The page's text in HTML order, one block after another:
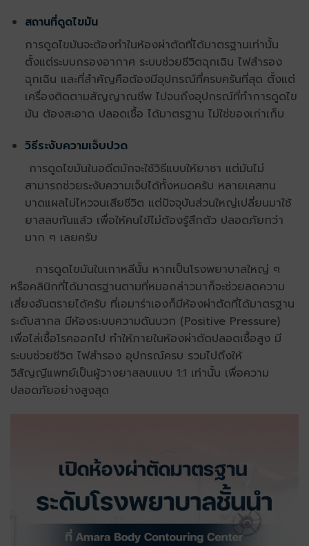
สถานที่ดูดไขมัน
การดูดไขมันจะต้องทำในห้องผ่าตัดที่ได้มาตรฐานเท่านั้น
ตั้งแต่ระบบกรองอากาศ ระบบช่วยชีวิตฉุกเฉิน ไฟสำรอง
ฉุกเฉิน และที่สำคัญคือต้องมีอุปกรณ์ที่ครบครันที่สุด ตั้งแต่
เครื่องติดตามสัญญาณชีพ ไปจนถึงอุปกรณ์ที่ทำการดูดไข
มัน ต้องสะอาด ปลอดเชื้อ ได้มาตรฐาน ไม่ใช่ของเก่าเก็บ
วิธีระงับความเจ็บปวด
การดูดไขมันในอดีตมักจะใช้วิธีแบบให้ยาชา แต่มันไม่
สามารถช่วยระงับความเจ็บได้ทั้งหมดครับ หลายเคสทน
บาดแผลไม่ไหวจนเสียชีวิต แต่ปัจจุบันส่วนใหญ่เปลี่ยนมาใช้
ยาสลบกันแล้ว เพื่อให้คนไข้ไม่ต้องรู้สึกตัว ปลอดภัยกว่า
มาก ๆ เลยครับ
การดูดไขมันในเกาหลีนั้น หากเป็นโรงพยาบาลใหญ่ ๆ
หรือคลินิกที่ได้มาตรฐานตามที่หมอกล่าวมาก็จะช่วยลดความ
เสี่ยงอันตรายได้ครับ ที่เอมาร่าเองก็มีห้องผ่าตัดที่ได้มาตรฐาน
ระดับสากล มีห้องระบบความดันบวก (Positive Pressure)
เพื่อไล่เชื้อโรคออกไป ทำให้ภายในห้องผ่าตัดปลอดเชื้อสูง มี
ระบบช่วยชีวิต ไฟสำรอง อุปกรณ์ครบ รวมไปถึงให้
วิสัญญีแพทย์เป็นผู้วางยาสลบแบบ 1:1 เท่านั้น เพื่อความ
ปลอดภัยอย่างสูงสุด